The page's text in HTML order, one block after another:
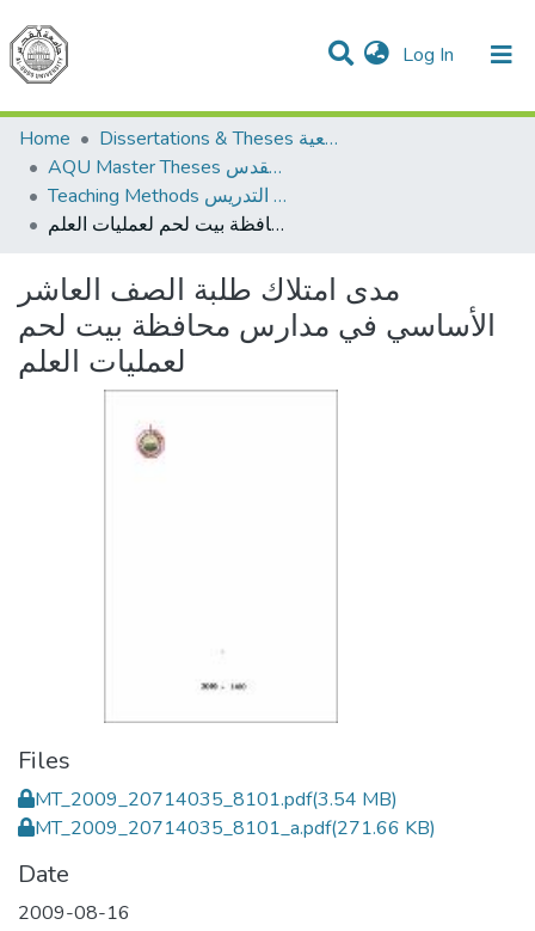
Log In (current)
Communities & Collections
All of DSpace
Home
Dissertations & Theses الرسائل الجامعية
AQU Master Theses الرسائل الجامعية الخاصة بجامعة القدس
Teaching Methods أساليب التدريس
مدى امتلاك طلبة الصف العاشر الأساسي في مدارس محافظة بيت لحم لعمليات العلم
مدى امتلاك طلبة الصف العاشر
الأساسي في مدارس محافظة بيت لحم
لعمليات العلم
Files
MT_2009_20714035_8101.pdf(3.54 MB)
MT_2009_20714035_8101_a.pdf(271.66 KB)
Date
2009-08-16